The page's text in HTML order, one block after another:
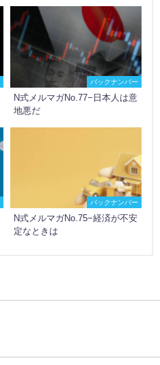
バックナンバー
N式メルマガNo.77−日本人は意
地悪だ
バックナンバー
N式メルマガNo.75−経済が不安
定なときは